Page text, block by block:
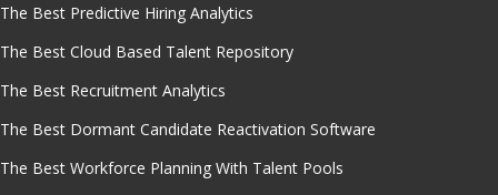
The Best Predictive Hiring Analytics
The Best Cloud Based Talent Repository
The Best Recruitment Analytics
The Best Dormant Candidate Reactivation Software
The Best Workforce Planning With Talent Pools